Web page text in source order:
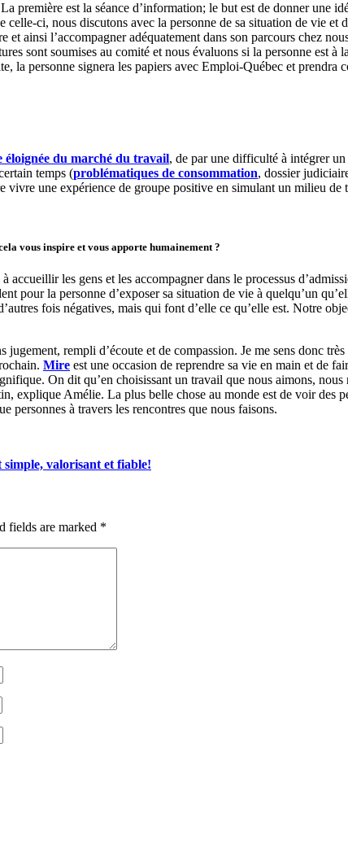
première est la séance d’information; le but est de donner une
celle-ci, nous discutons avec la personne de sa situation de vie
et ainsi l’accompagner adéquatement dans son parcours chez
sont soumises au comité et nous évaluons si la personne est
la personne signera les papiers avec Emploi-Québec et prendra
éloignée du marché du travail, de par une difficulté à intégrer
temps (problématiques de consommation, dossier
une expérience de groupe positive en simulant un milieu de
vous inspire et vous apporte humainement ?
à accueillir les gens et les accompagner dans le processus
pour la personne d’exposer sa situation de vie à quelqu’un
fois négatives, mais qui font d’elle ce qu’elle est. Notre
rempli d’écoute et de compassion. Je me sens donc
Mire est une occasion de reprendre sa vie en main et de
On dit qu’en choisissant un travail que nous aimons,
explique Amélie. La plus belle chose au monde est de voir
personnes à travers les rencontres que nous faisons.
simple, valorisant et fiable!
fields are marked *